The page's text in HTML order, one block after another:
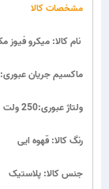
مشخصات کالا
ماکسیم جریان عبوری:500 میلی آمپر ( نیم آمپر)
ولتاژ عبوری:250 ولت
رنگ کالا: قهوه ایی
جنس کالا: پلاستیک